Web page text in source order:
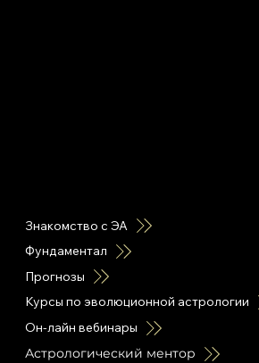
Знакомство с ЭА
Фундаментал
Прогнозы
Курсы по эволюционной астрологии
Он-лайн вебинары
Астрологический ментор